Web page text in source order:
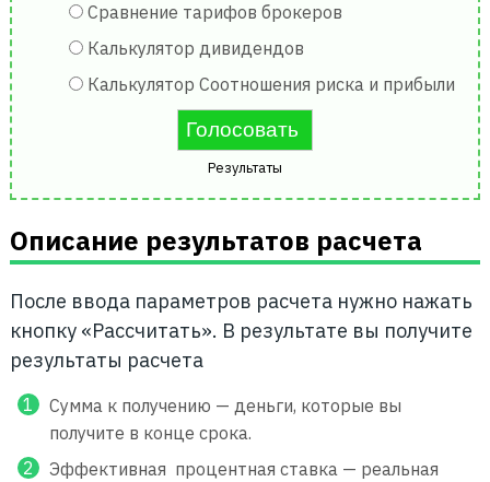
Сравнение тарифов брокеров
Калькулятор дивидендов
Калькулятор Соотношения риска и прибыли
Результаты
Описание результатов расчета
После ввода параметров расчета нужно нажать
кнопку «Рассчитать». В результате вы получите
результаты расчета
Сумма к получению — деньги, которые вы
получите в конце срока.
Эффективная процентная ставка — реальная